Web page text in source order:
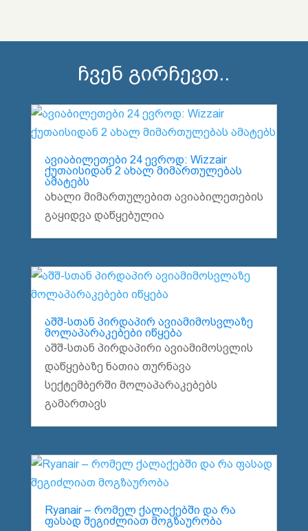
ჩვენ გირჩევთ..
ავიაბილეთები 24 ევროდ: Wizzair
ქუთაისიდან 2 ახალ მიმართულებას
ამატებს
ახალი მიმართულებით ავიაბილეთების
გაყიდვა დაწყებულია
აშშ-სთან პირდაპირ ავიამიმოსვლაზე
მოლაპარაკებები იწყება
აშშ-სთან პირდაპირი ავიამიმოსვლის
დაწყებაზე ნათია თურნავა
სექტემბერში მოლაპარაკებებს
გამართავს
Ryanair – რომელ ქალაქებში და რა
ფასად შეგიძლიათ მოგზაურობა